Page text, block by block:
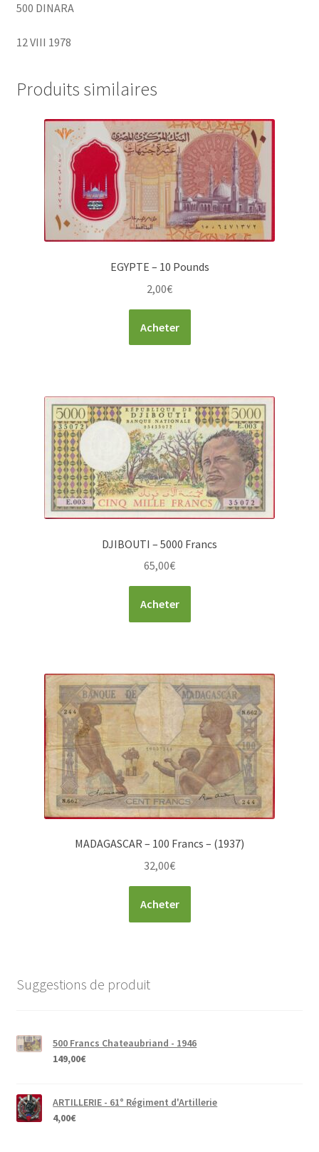
500 DINARA
12 VIII 1978
Produits similaires
EGYPTE – 10 Pounds
2,00€
Acheter
DJIBOUTI – 5000 Francs
65,00€
Acheter
MADAGASCAR – 100 Francs – (1937)
32,00€
Acheter
Suggestions de produit
500 Francs Chateaubriand - 1946
149,00€
ARTILLERIE - 61° Régiment d'Artillerie
4,00€